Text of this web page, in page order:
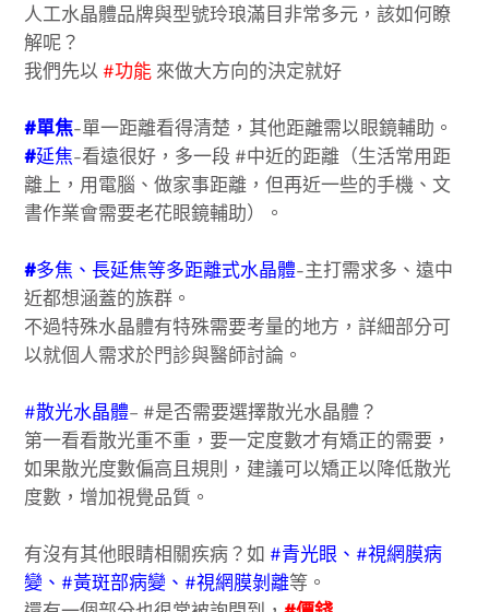
人工水晶體品牌與型號玲琅滿目非常多元，該如何瞭
解呢？
我們先以 #功能 來做大方向的決定就好
#單焦-單一距離看得清楚，其他距離需以眼鏡輔助。
#延焦-看遠很好，多一段 #中近的距離（生活常用距
離上，用電腦、做家事距離，但再近一些的手機、文
書作業會需要老花眼鏡輔助）。
#多焦、長延焦等多距離式水晶體-主打需求多、遠中
近都想涵蓋的族群。
不過特殊水晶體有特殊需要考量的地方，詳細部分可
以就個人需求於門診與醫師討論。
#散光水晶體– #是否需要選擇散光水晶體？
第一看看散光重不重，要一定度數才有矯正的需要，
如果散光度數偏高且規則，建議可以矯正以降低散光
度數，增加視覺品質。
有沒有其他眼睛相關疾病？如 #青光眼、#視網膜病
變、#黃斑部病變、#視網膜剝離等。